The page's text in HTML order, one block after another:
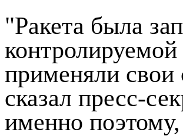
"Ракета была
применяли
сказал пресс-
именно